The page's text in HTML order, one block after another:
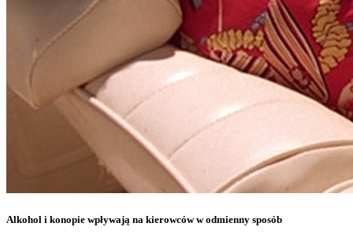
Alkohol i konopie wpływają na kierowców w odmienny sposób